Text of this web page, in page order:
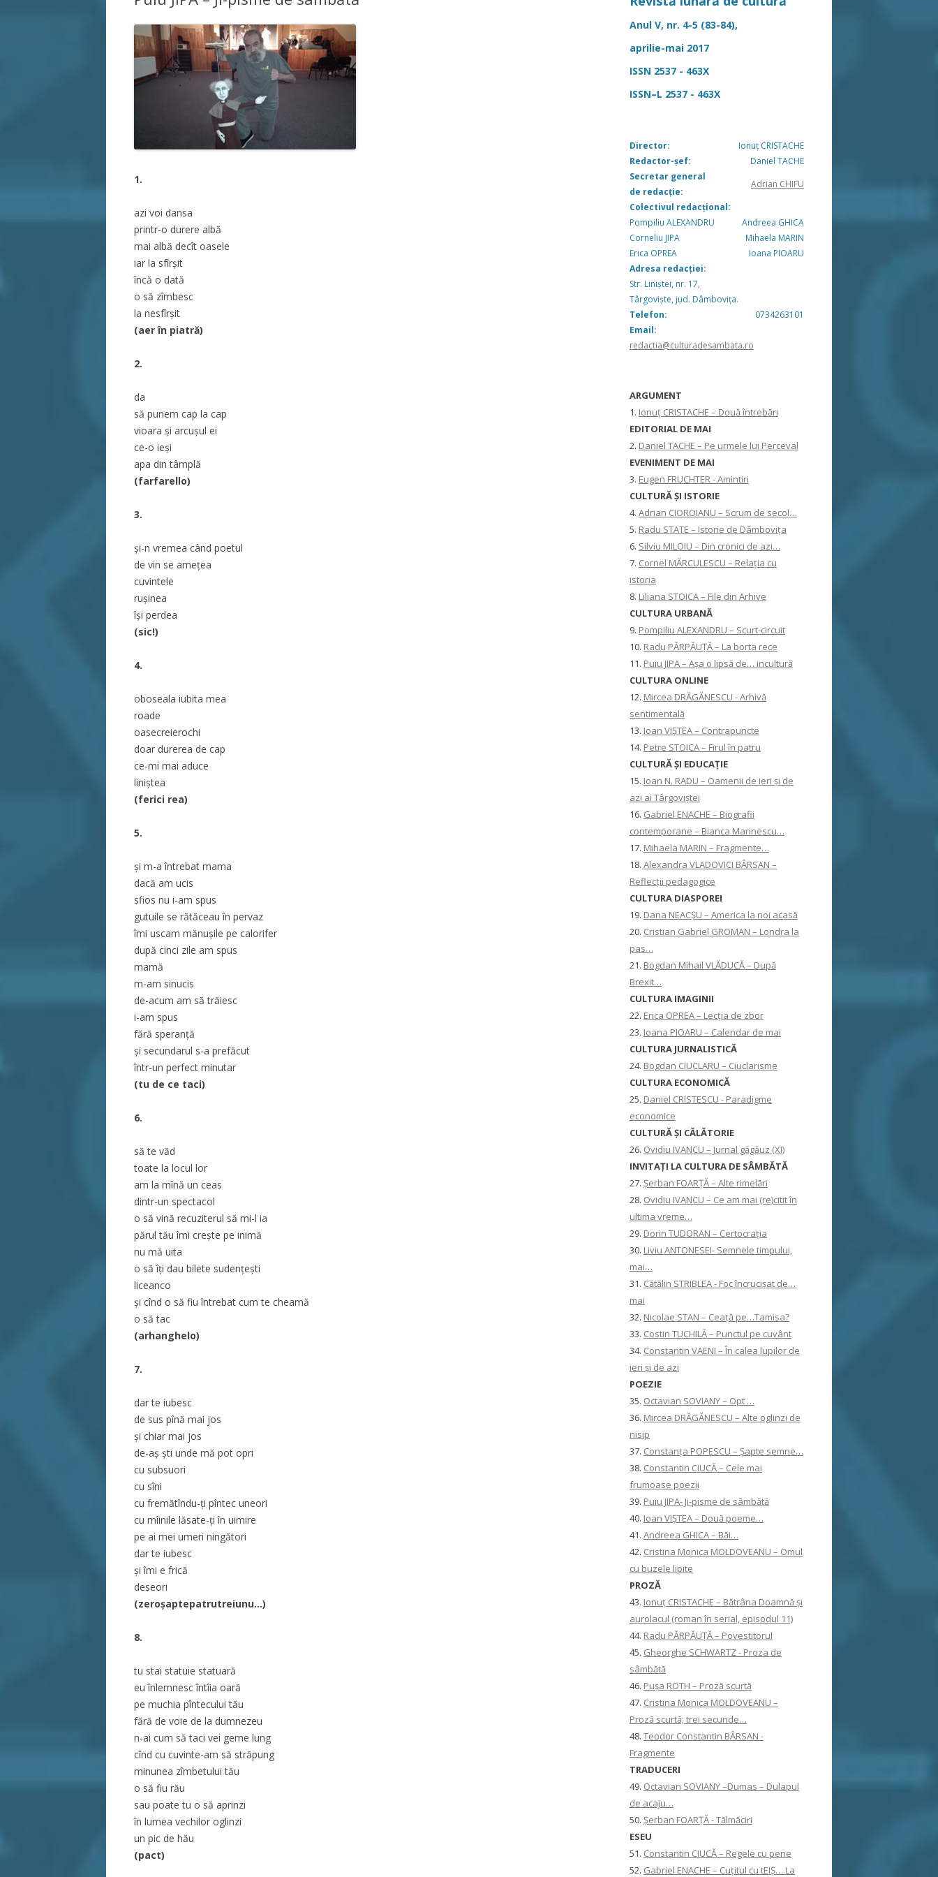
1.
azi voi dansa
printr-o durere albă
mai albă decît oasele
iar la sfîrșit
încă o dată
o să zîmbesc
la nesfîrșit
(aer în piatră)
2.
da
să punem cap la cap
vioara și arcușul ei
ce-o ieși
apa din tâmplă
(farfarello)
3.
și-n vremea când poetul
de vin se amețea
cuvintele
rușinea
își perdea
(sic!)
4.
oboseala iubita mea
roade
oasecreierochi
doar durerea de cap
ce-mi mai aduce
liniștea
(ferici rea)
5.
și m-a întrebat mama
dacă am ucis
sfios nu i-am spus
gutuile se rătăceau în pervaz
îmi uscam mănușile pe calorifer
după cinci zile am spus
mamă
m-am sinucis
de-acum am să trăiesc
i-am spus
fără speranță
și secundarul s-a prefăcut
într-un perfect minutar
(tu de ce taci)
6.
să te văd
toate la locul lor
am la mînă un ceas
dintr-un spectacol
o să vină recuziterul să mi-l ia
părul tău îmi crește pe inimă
nu mă uita
o să îți dau bilete sudențești
liceanco
și cînd o să fiu întrebat cum te cheamă
o să tac
(arhanghelo)
7.
dar te iubesc
de sus pînă mai jos
și chiar mai jos
de-aș ști unde mă pot opri
cu subsuori
cu sîni
cu fremătîndu-ți pîntec uneori
cu mîinile lăsate-ți în uimire
pe ai mei umeri ningători
dar te iubesc
și îmi e frică
deseori
(zeroșaptepatrutreiunu…)
8.
tu stai statuie statuară
eu înlemnesc întîia oară
pe muchia pîntecului tău
fără de voie de la dumnezeu
n-ai cum să taci vei geme lung
cînd cu cuvinte-am să străpung
minunea zîmbetului tău
o să fiu rău
sau poate tu o să aprinzi
în lumea vechilor oglinzi
un pic de hău
(pact)
Anul V, nr. 4-5 (83-84),
aprilie-mai 2017
ISSN 2537 - 463X
ISSN–L 2537 - 463X
Director:
Ionuț CRISTACHE
Redactor-șef:
Daniel TACHE
Secretar general
de redacție:
Adrian CHIFU
Colectivul redacțional:
Pompiliu ALEXANDRU
Andreea GHICA
Corneliu JIPA
Mihaela MARIN
Erica OPREA
Ioana PIOARU
Adresa redacției:
Str. Liniștei, nr. 17,
Târgoviște, jud. Dâmbovița.
Telefon:
0734263101
Email:
redactia@culturadesambata.ro
ARGUMENT
1. Ionuț CRISTACHE – Două întrebări
EDITORIAL DE MAI
2. Daniel TACHE – Pe urmele lui Perceval
EVENIMENT DE MAI
3. Eugen FRUCHTER - Amintiri
CULTURĂ ŞI ISTORIE
4. Adrian CIOROIANU – Scrum de secol…
5. Radu STATE – Istorie de Dâmbovița
6. Silviu MILOIU – Din cronici de azi…
7. Cornel MĂRCULESCU – Relația cu
istoria
8. Liliana STOICA – File din Arhive
CULTURA URBANĂ
9. Pompiliu ALEXANDRU – Scurt-circuit
10. Radu PĂRPĂUȚĂ – La borta rece
11. Puiu JIPA – Așa o lipsă de… incultură
CULTURA ONLINE
12. Mircea DRĂGĂNESCU - Arhivă
sentimentală
13. Ioan VIȘTEA – Contrapuncte
14. Petre STOICA – Firul în patru
CULTURĂ ŞI EDUCAŢIE
15. Ioan N. RADU – Oamenii de ieri și de
azi ai Târgoviștei
16. Gabriel ENACHE – Biografii
contemporane – Bianca Marinescu…
17. Mihaela MARIN – Fragmente…
18. Alexandra VLADOVICI BÂRSAN –
Reflecții pedagogice
CULTURA DIASPOREI
19. Dana NEACȘU – America la noi acasă
20. Cristian Gabriel GROMAN – Londra la
pas…
21. Bogdan Mihail VLĂDUCĂ – După
Brexit…
CULTURA IMAGINII
22. Erica OPREA – Lecția de zbor
23. Ioana PIOARU – Calendar de mai
CULTURA JURNALISTICĂ
24. Bogdan CIUCLARU – Ciuclarisme
CULTURA ECONOMICĂ
25. Daniel CRISTESCU - Paradigme
economice
CULTURĂ ȘI CĂLĂTORIE
26. Ovidiu IVANCU – Jurnal găgăuz (XI)
INVITAŢI LA CULTURA DE SÂMBĂTĂ
27. Șerban FOARȚĂ – Alte rimelări
28. Ovidiu IVANCU – Ce am mai (re)citit în
ultima vreme…
29. Dorin TUDORAN – Certocrația
30. Liviu ANTONESEI- Semnele timpului,
mai…
31. Cătălin STRIBLEA - Foc încrucișat de…
mai
32. Nicolae STAN – Ceață pe…Tamisa?
33. Costin TUCHILĂ – Punctul pe cuvânt
34. Constantin VAENI – În calea lupilor de
ieri și de azi
POEZIE
35. Octavian SOVIANY – Opt …
36. Mircea DRĂGĂNESCU – Alte oglinzi de
nisip
37. Constanţa POPESCU – Șapte semne…
38. Constantin CIUCĂ – Cele mai
frumoase poezii
39. Puiu JIPA- Ji-pisme de sâmbătă
40. Ioan VIȘTEA – Două poeme…
41. Andreea GHICA – Băi…
42. Cristina Monica MOLDOVEANU – Omul
cu buzele lipite
PROZĂ
43. Ionuţ CRISTACHE – Bătrâna Doamnă și
aurolacul (roman în serial, episodul 11)
44. Radu PĂRPĂUȚĂ – Povestitorul
45. Gheorghe SCHWARTZ - Proza de
sâmbătă
46. Pușa ROTH – Proză scurtă
47. Cristina Monica MOLDOVEANU –
Proză scurtă; trei secunde…
48. Teodor Constantin BÂRSAN -
Fragmente
TRADUCERI
49. Octavian SOVIANY –Dumas – Dulapul
de acaju…
50. Șerban FOARȚĂ - Tălmăciri
ESEU
51. Constantin CIUCĂ – Regele cu pene
52. Gabriel ENACHE – Cuțitul cu tEIȘ… La